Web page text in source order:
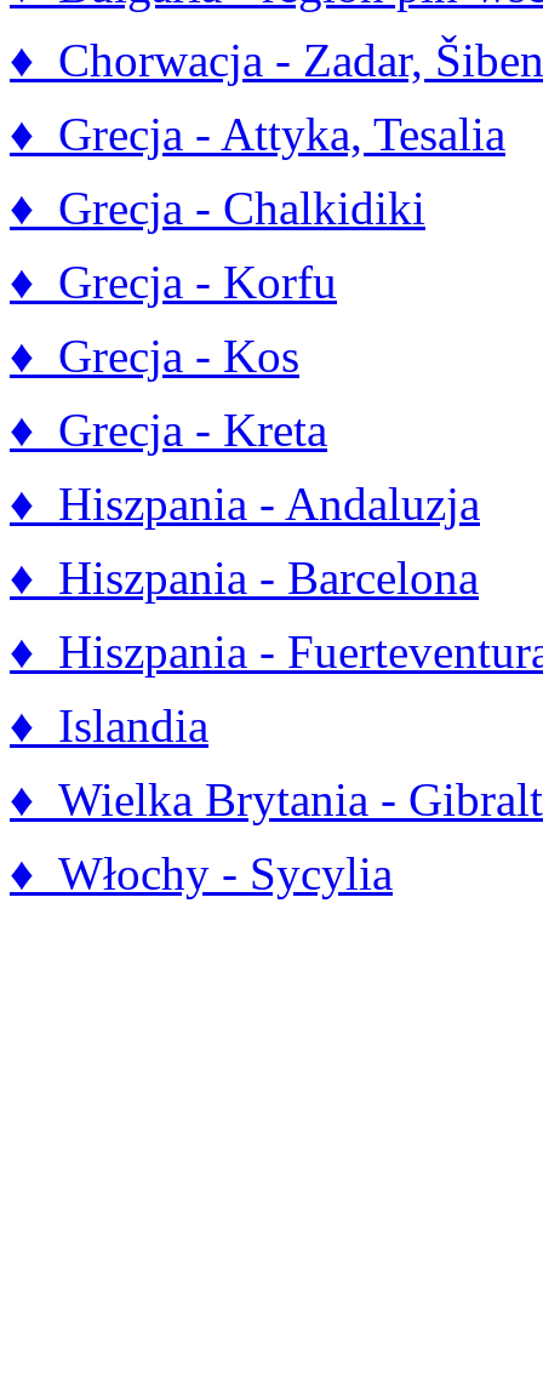
♦ Chorwacja - Zadar,
♦ Grecja - Attyka, Tesalia
♦ Grecja - Chalkidiki
♦ Grecja - Korfu
♦ Grecja - Kos
♦ Grecja - Kreta
♦ Hiszpania - Andaluzja
♦ Hiszpania - Barcelona
♦ Hiszpania -
♦ Islandia
♦ Wielka Brytania -
♦ Włochy - Sycylia